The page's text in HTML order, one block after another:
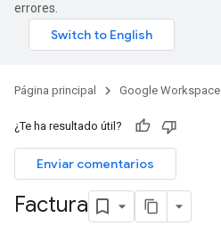
errores.
Página principal Google Workspace
¿Te ha resultado útil?
Enviar comentarios
Factura